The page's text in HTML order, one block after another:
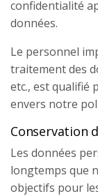
confidentialité
données.
Le personnel
traitement des
etc., est qualifié
envers notre
Conservation
Les données
longtemps que
objectifs pour